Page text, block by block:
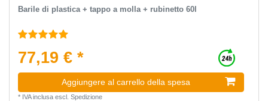
Barile di plastica + tappo a molla + rubinetto 60l
77,19 € *
Aggiungere al carrello della spesa
* IVA inclusaescl. Spedizione